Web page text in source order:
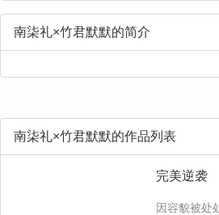
南柒礼×竹君默默的简介
南柒礼×竹君默默的作品列表
完美逆袭
因容貌被处